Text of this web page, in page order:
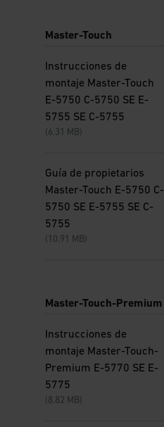
Master-Touch
Instrucciones de
montaje Master-Touch
E-5750 C-5750 SE E-
5755 SE C-5755
(6.31 MB)
Guía de propietarios
Master-Touch E-5750 C-
5750 SE E-5755 SE C-
5755
(10.91 MB)
Master-Touch-Premium
Instrucciones de
montaje Master-Touch-
Premium E-5770 SE E-
5775
(8.82 MB)